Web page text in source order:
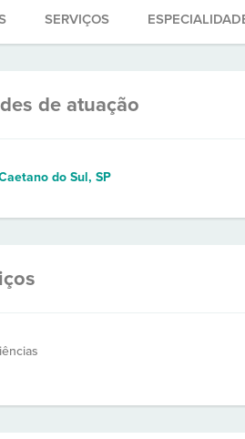
SERVIÇOS
de atuação
do Sul, SP